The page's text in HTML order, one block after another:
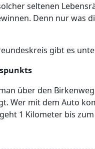
seltenen
Denn nur was
gibt es
über den
Wer mit dem Auto
1 Kilometer bis